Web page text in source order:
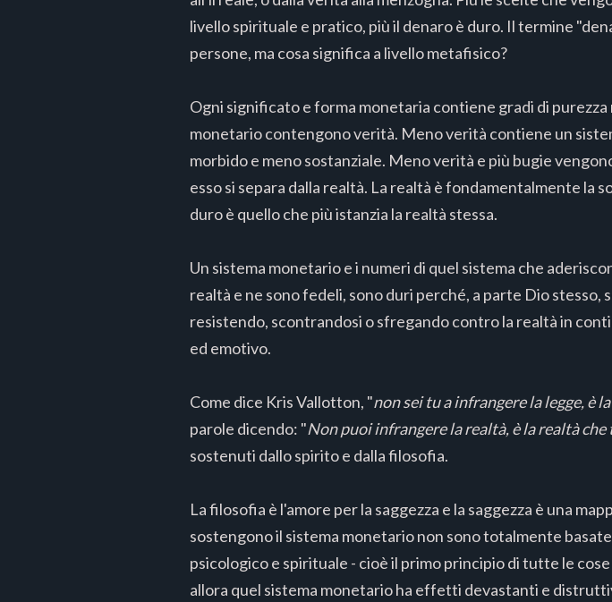
livello spirituale e pratico, più il denaro è duro. Il termine
persone, ma cosa significa a livello metafisico?
Ogni significato e forma monetaria contiene gradi di purezza
monetario contengono verità. Meno verità contiene un
morbido e meno sostanziale. Meno verità e più bugie
esso si separa dalla realtà. La realtà è fondamentalmente la
duro è quello che più istanzia la realtà stessa.
Un sistema monetario e i numeri di quel sistema che
realtà e ne sono fedeli, sono duri perché, a parte Dio stesso,
resistendo, scontrandosi o sfregando contro la realtà in
ed emotivo.
Come dice Kris Vallotton, "non sei tu a infrangere la legge, è
parole dicendo: "Non puoi infrangere la realtà, è la realtà
sostenuti dallo spirito e dalla filosofia.
La filosofia è l'amore per la saggezza e la saggezza è una
sostengono il sistema monetario non sono totalmente
psicologico e spirituale - cioè il primo principio di tutte le
allora quel sistema monetario ha effetti devastanti e